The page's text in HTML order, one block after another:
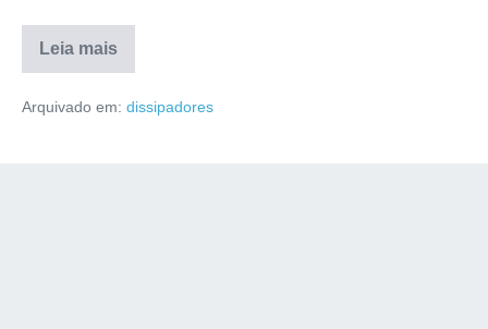
Leia mais
Arquivado em: dissipadores